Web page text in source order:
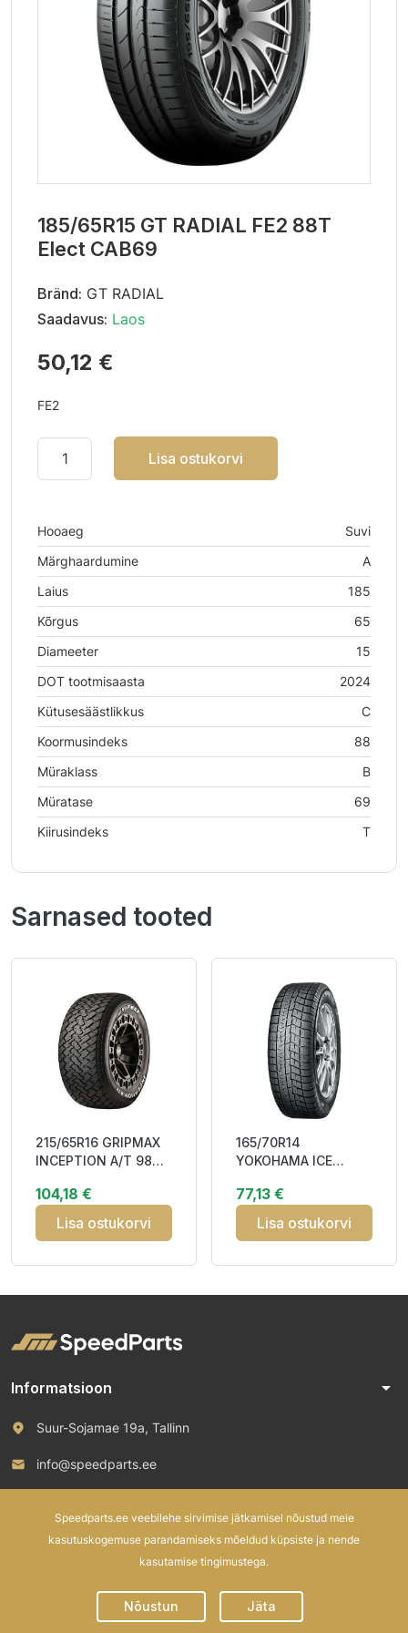
185/65R15 GT RADIAL FE2 88T
Elect CAB69
Bränd: GT RADIAL
Saadavus: Laos
50,12 €
FE2
Lisa ostukorvi
Hooaeg
Suvi
Märghaardumine
A
Laius
185
Kõrgus
65
Diameeter
15
DOT tootmisaasta
2024
Kütusesäästlikkus
C
Koormusindeks
88
Müraklass
B
Müratase
69
Kiirusindeks
T
Sarnased tooted
215/65R16 GRIPMAX
INCEPTION A/T 98T
M+S
104,18 €
Lisa ostukorvi
165/70R14
YOKOHAMA ICE
Friction DEB71 3PMSF
M+S
77,13 €
Lisa ostukorvi
Informatsioon arrow_drop_down
Suur-Sojamae 19a, Tallinn
info@speedparts.ee
Speedparts.ee veebilehe sirvimise jätkamisel nõustud meie
kasutuskogemuse parandamiseks mõeldud küpsiste ja nende
kasutamise tingimustega.
Nõustun Jäta